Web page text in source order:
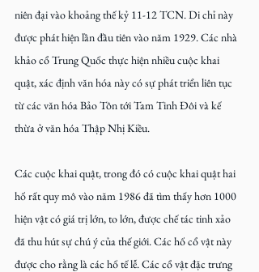
niên đại vào khoảng thế kỷ 11-12 TCN. Di chỉ này
được phát hiện lần đầu tiên vào năm 1929. Các nhà
khảo cổ Trung Quốc thực hiện nhiều cuộc khai
quật, xác định văn hóa này có sự phát triển liên tục
từ các văn hóa Bảo Tôn tới Tam Tinh Đôi và kế
thừa ở văn hóa Thập Nhị Kiều.
Các cuộc khai quật, trong đó có cuộc khai quật hai
hố rất quy mô vào năm 1986 đã tìm thấy hơn 1000
hiện vật có giá trị lớn, to lớn, được chế tác tinh xảo
đã thu hút sự chú ý của thế giới. Các hố cổ vật này
được cho rằng là các hố tế lễ. Các cổ vật đặc trưng